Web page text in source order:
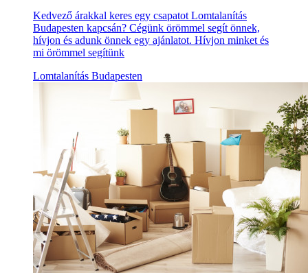
Kedvező árakkal keres egy csapatot Lomtalanítás
Budapesten kapcsán? Cégünk örömmel segít önnek,
hívjon és adunk önnek egy ajánlatot. Hívjon minket és
mi örömmel segítünk
Lomtalanítás Budapesten